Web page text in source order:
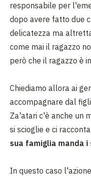
responsabile per
dopo avere fatto due
delicatezza ma
come mai il ragazzo
però che il ragazzo è
Chiediamo allora ai
accompagnare dal
Za'atari c'è anche un
si scioglie e ci
sua famiglia manda
In questo caso